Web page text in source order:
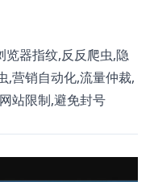
器指纹,反反爬虫,隐
,营销自动化,流量仲裁,
站限制,避免封号